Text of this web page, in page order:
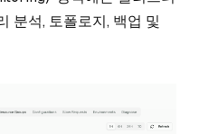
분석, 토폴로지, 백업 및